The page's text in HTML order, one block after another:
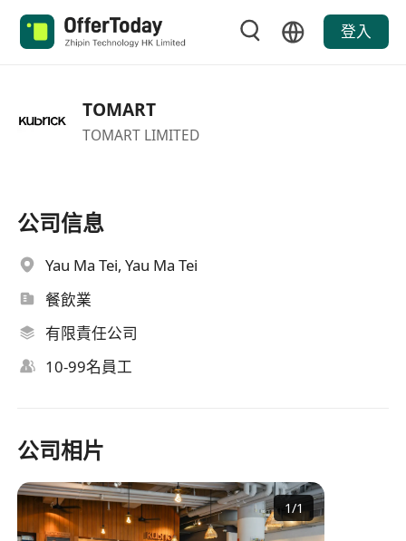
登入
TOMART
TOMART LIMITED
公司信息
Yau Ma Tei, Yau Ma Tei
餐飲業
有限責任公司
10-99名員工
公司相片
1/1